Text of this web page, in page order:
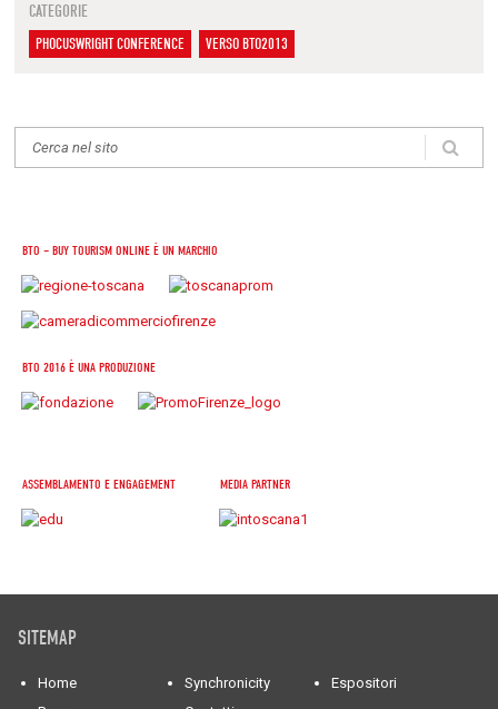
CATEGORIE
PHOCUSWRIGHT CONFERENCE VERSO BTO2013
BTO – BUY TOURISM ONLINE È UN MARCHIO
BTO 2016 È UNA PRODUZIONE
ASSEMBLAMENTO E ENGAGEMENT MEDIA PARTNER
SITEMAP
Home Synchronicity
Espositori